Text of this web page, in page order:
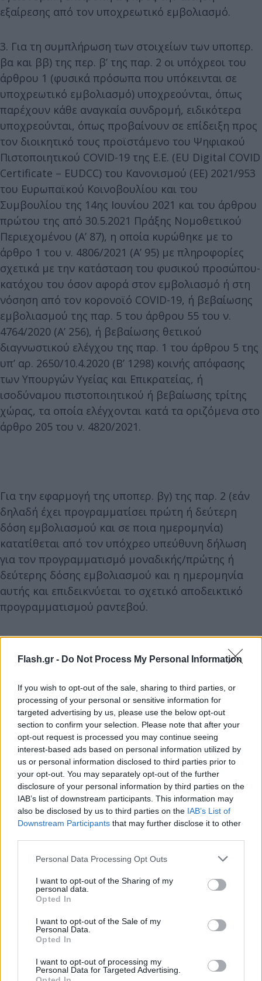
Flash.gr - Do Not Process My Personal Information
If you wish to opt-out of the sale, sharing to third parties, or
processing of your personal or sensitive information for
targeted advertising by us, please use the below opt-out
section to confirm your selection. Please note that after your
opt-out request is processed you may continue seeing
interest-based ads based on personal information utilized by
us or personal information disclosed to third parties prior to
your opt-out. You may separately opt-out of the further
disclosure of your personal information by third parties on the
IAB’s list of downstream participants. This information may
also be disclosed by us to third parties on the IAB’s List of
Downstream Participants that may further disclose it to other
Please note that this website/app uses one or more Google
not limited to your visit or usage behaviour. You may click to
grant or deny consent to Google and its third-party tags to
use your data for below specified purposes in below Google
consent section.
Personal Data Processing Opt Outs
I want to opt-out of the Sharing of my
personal data.
Opted In
I want to opt-out of the Sale of my
Personal Data.
Opted In
I want to opt-out of processing my
Personal Data for Targeted Advertising.
εξαίρεσης από τον υποχρεωτικό εμβολιασμό.
3. Για τη συμπλήρωση των στοιχείων των υποπερ.
βα και ββ) της περ. β’ της παρ. 2 οι υπόχρεοι του
άρθρου 1 (φυσικά πρόσωπα που υπόκεινται σε
υποχρεωτικό εμβολιασμό) υποχρεούνται, όπως
παρέχουν κάθε αναγκαία συνδρομή, ειδικότερα
υποχρεούνται, όπως προβαίνουν σε επίδειξη προς
τον διοικητικό τους προϊστάμενο του Ψηφιακού
Πιστοποιητικού COVID-19 της Ε.Ε. (EU Digital COVID
Certificate – EUDCC) του Κανονισμού (ΕΕ) 2021/953
του Ευρωπαϊκού Κοινοβουλίου και του
Συμβουλίου της 14ης Ιουνίου 2021 και του άρθρου
πρώτου της από 30.5.2021 Πράξης Νομοθετικού
Περιεχομένου (Α’ 87), η οποία κυρώθηκε με το
άρθρο 1 του ν. 4806/2021 (Α’ 95) με πληροφορίες
σχετικά με την κατάσταση του φυσικού προσώπου-
κατόχου του όσον αφορά στον εμβολιασμό ή στη
νόσηση από τον κορονοϊό COVID-19, ή βεβαίωσης
εμβολιασμού της παρ. 5 του άρθρου 55 του ν.
4764/2020 (Α’ 256), ή βεβαίωσης θετικού
διαγνωστικού ελέγχου της παρ. 1 του άρθρου 5 της
υπ’ αρ. 2650/10.4.2020 (Β’ 1298) κοινής απόφασης
των Υπουργών Υγείας και Επικρατείας, ή
ισοδύναμου πιστοποιητικού ή βεβαίωσης τρίτης
χώρας, τα οποία ελέγχονται κατά τα οριζόμενα στο
άρθρο 205 του ν. 4820/2021.
Για την εφαρμογή της υποπερ. βγ) της παρ. 2 (εάν
δηλαδή έχει προγραμματίσει πρώτη ή δεύτερη
δόση εμβολιασμού και σε ποια ημερομηνία)
κατατίθεται από τον υπόχρεο υπεύθυνη δήλωση
για τον προγραμματισμό μοναδικής/πρώτης ή
δεύτερης δόσης εμβολιασμού και η ημερομηνία
αυτής και επιδεικνύεται το σχετικό αποδεικτικό
προγραμματισμού ραντεβού.
Η κατά τα ανωτέρω δήλωση υπέχει θέση
υπεύθυνης δήλωσης και επισύρει τις νόμιμες
Άρθρο 3 της απόφασης – Διαδικασίες ελέγχου
συμμόρφωσης προς την υποχρεωτικότητα
μέσω ηλεκτρονικών διασταυρώσεων
1. Για την επίτευξη του σκοπού του ελέγχου της
συμμόρφωσης προς την υποχρεωτικότητα του
εμβολιασμού, μπορούν να πραγματοποιούνται
ηλεκτρονικές διασταυρώσεις με τις αντίστοιχες
εγγραφές στα μητρώα και πληροφοριακά
συστήματα του δημοσίου τομέα.
2. Το πληροφοριακό σύστημα του «Μητρώου
Πληροφοριακό Σύστημα ΕΡΓΑΝΗ του Υπουργείου
Εργασίας και Κοινωνικών Υποθέσεων δύνανται να
διαλειτουργούν για τον σκοπό αυτό με το «Εθνικό
Μητρώο Εμβολιασμών κατά του κορονοϊού COVID-